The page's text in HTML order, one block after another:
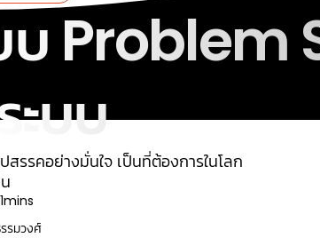
Problem
ะบบ
รรคอย่างมั่นใจ เป็นที่ต้องการในโลก
1mins
รมวงศ์